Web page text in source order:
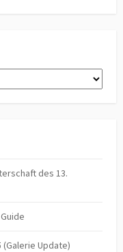
des 13.
(Galerie Update)